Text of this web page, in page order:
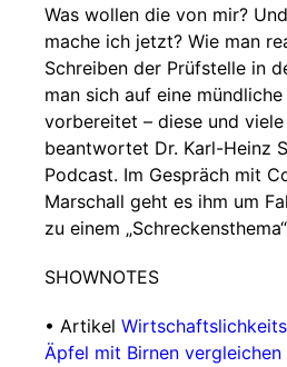
Was wollen die von mir?
mache ich jetzt? Wie man
Schreiben der Prüfstelle in
man sich auf eine
vorbereitet – diese und
beantwortet Dr. Karl-Heinz
Podcast. Im Gespräch mit
Marschall geht es ihm um
zu einem
SHOWNOTES
• Artikel
Äpfel mit Birnen vergleichen